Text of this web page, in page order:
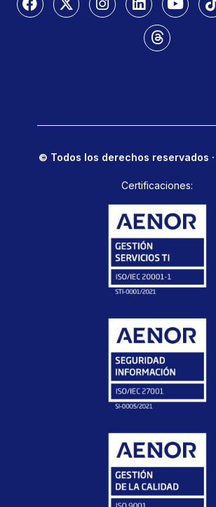
© Todos los derechos reservados ·
Certificaciones: